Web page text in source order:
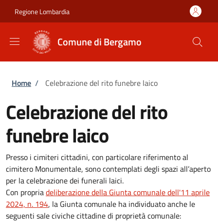
Regione Lombardia
Comune di Bergamo
Briciole di pane
Home / Celebrazione del rito funebre laico
Celebrazione del rito
funebre laico
Presso i cimiteri cittadini, con particolare riferimento al
cimitero Monumentale, sono contemplati degli spazi all’aperto
per la celebrazione dei funerali laici.
Con propriadeliberazione della Giunta comunale dell'11 aprile
2024, n. 194, la Giunta comunale ha individuato anche le
seguenti sale civiche cittadine di proprietà comunale: